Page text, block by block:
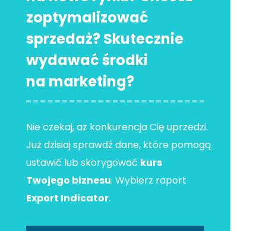
zoptymalizować
sprzedaż? Skutecznie
wydawać środki
na marketing?
Nie czekaj, aż konkurencja Cię uprzedzi.
Już dzisiaj sprawdź dane, które pomogą
ustawić lub skorygować kurs
Twojego biznesu. Wybierz raport
Export Indicator.